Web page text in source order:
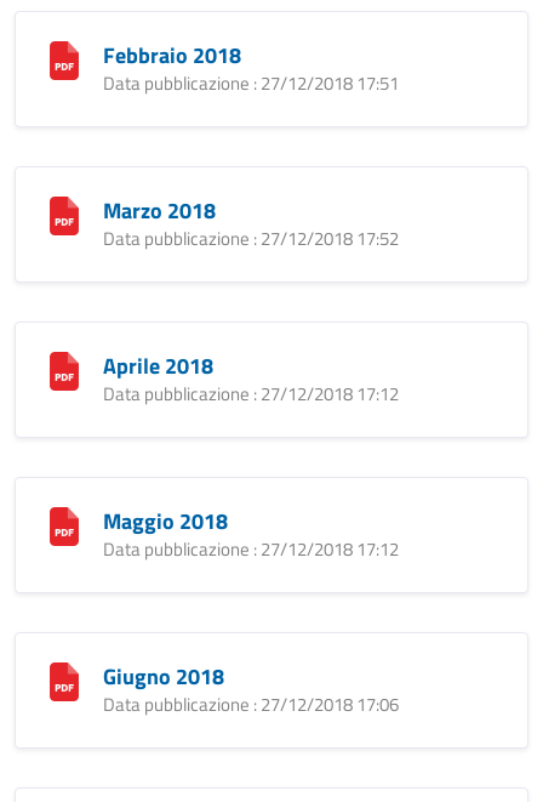
Febbraio 2018
Data pubblicazione : 27/12/2018 17:51
Marzo 2018
Data pubblicazione : 27/12/2018 17:52
Aprile 2018
Data pubblicazione : 27/12/2018 17:12
Maggio 2018
Data pubblicazione : 27/12/2018 17:12
Giugno 2018
Data pubblicazione : 27/12/2018 17:06